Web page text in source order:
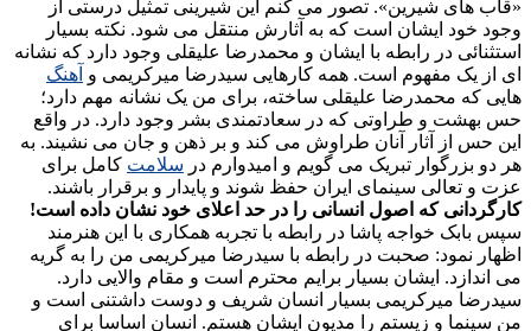
«قاب های شیرین». تصور می کنم این شیرینی تمثیل درستی از
وجود خود ایشان است که به آثارش منتقل می شود. نکته بسیار
استثنائی در رابطه با ایشان و محمدرضا علیقلی وجود دارد که نشانه
ای از یک مفهوم است. همه کارهایی سیدرضا میرکریمی و آهنگ
هایی که محمدرضا علیقلی ساخته، برای من یک نشانه مهم دارد؛
حس بهشت و طراوتی که در سعادتمندی بشر وجود دارد. در واقع
این حس از آثار آنان طراوش می کند و بر ذهن و جان می نشیند. به
هر دو بزرگوار تبریک می گویم و امیدوارم در سلامت کامل برای
عزت و تعالی سینمای ایران حفظ شوند و پایدار و برقرار باشند.
کارگردانی که اصول انسانی را در حد اعلای خود نشان داده است!
سپس بابک خواجه پاشا در رابطه با تجربه همکاری با این هنرمند
اظهار نمود: صحبت در رابطه با سیدرضا میرکریمی من را به گریه
می اندازد. ایشان بسیار برایم محترم است و مقام والایی دارد.
سیدرضا میرکریمی بسیار انسان شریف و دوست داشتنی است و
من سینما و زیستم را مدیون ایشان هستم. انسان اساسا برای